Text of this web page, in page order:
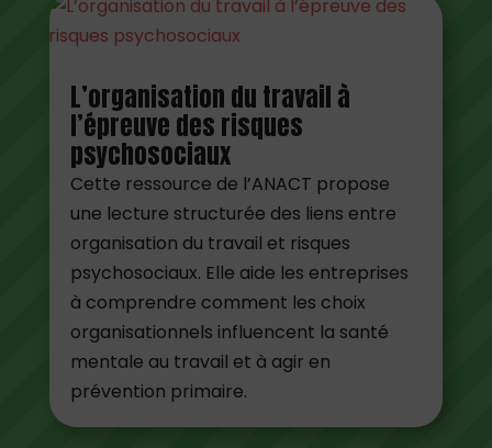
L’organisation du travail à
l’épreuve des risques
psychosociaux
Cette ressource de l’ANACT propose
une lecture structurée des liens entre
organisation du travail et risques
psychosociaux. Elle aide les entreprises
à comprendre comment les choix
organisationnels influencent la santé
mentale au travail et à agir en
prévention primaire.